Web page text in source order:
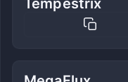
Tempestrix